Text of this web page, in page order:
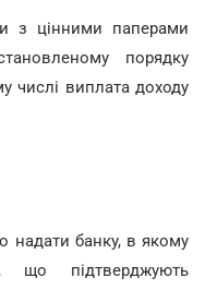
з цінними паперами
порядку
числі виплата доходу
надати банку, в якому
що підтверджують